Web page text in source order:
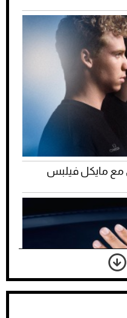
مع مايكل فيلبس